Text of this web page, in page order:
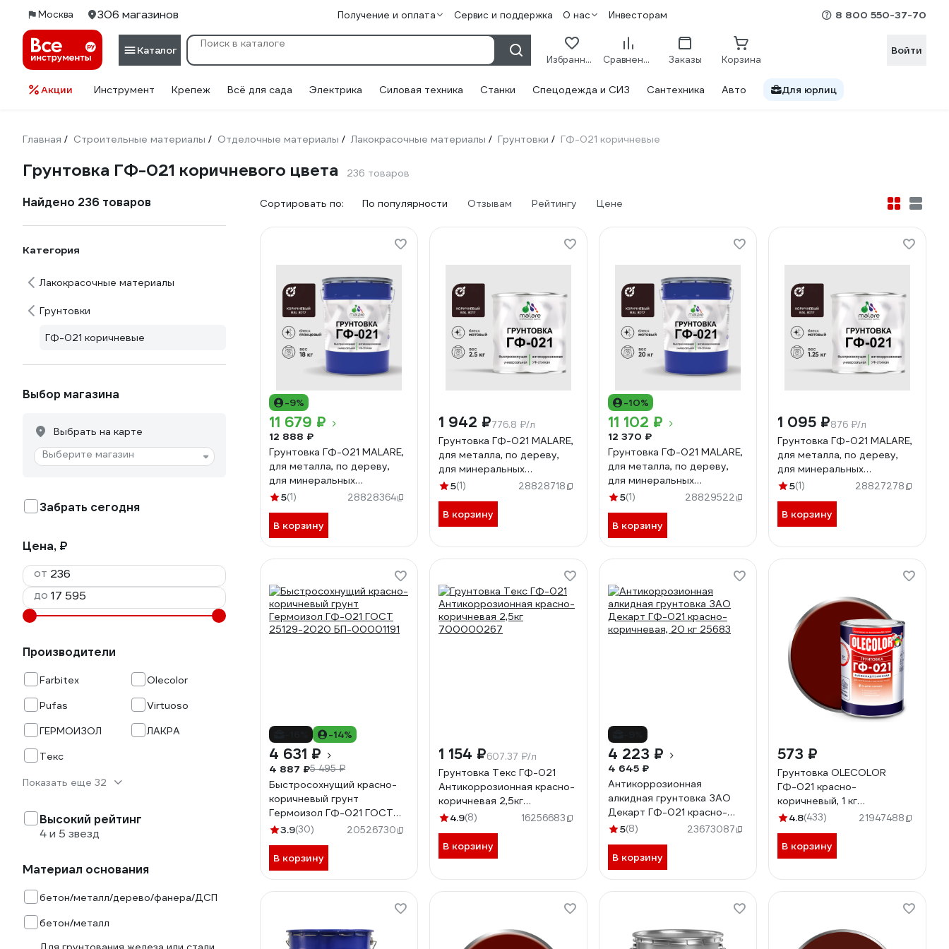
Москва 306 магазинов Получение и оплата Сервис и поддержка О нас Инвесторам 8 800 550-37-70
Каталог
Избранное Сравнение Заказы Корзина
Войти
Акции Инструмент Крепеж Всё для сада Электрика Силовая техника Станки Спецодежда и СИЗ Сантехника Авто Для юрлиц
Главная / Строительные материалы / Отделочные материалы / Лакокрасочные материалы / Грунтовки / ГФ-021 коричневые
Грунтовка ГФ-021 коричневого цвета 236 товаров
Найдено 236 товаров
Категория
Лакокрасочные материалы
Грунтовки
ГФ-021 коричневые
Выбор магазина
Выбрать на карте
Выберите магазин
Забрать сегодня
Цена, ₽
от
до
Производители
Farbitex
Olecolor
Pufas
Virtuoso
ГЕРМОИЗОЛ
ЛАКРА
Текс
Показать еще 32
Высокий рейтинг
4 и 5 звезд
Материал основания
бетон/металл/дерево/фанера/ДСП
бетон/металл
Сортировать по: По популярности Отзывам Рейтингу Цене
-9%
11 679 ₽
12 888 ₽
Грунтовка ГФ-021 MALARE,
для металла, по дереву,
для минеральных
поверхностей, RAL 8017,
кг ГГФ0218017Г1800
5(1) 28828364
В корзину
1 942 ₽776.8 ₽/л
Грунтовка ГФ-021 MALARE,
для металла, по дереву,
для минеральных
поверхностей, RAL 8017,
ГГФ0218017М0250
5(1) 28828718
В корзину
-10%
11 102 ₽
12 370 ₽
Грунтовка ГФ-021 MALARE,
для металла, по дереву,
для минеральных
поверхностей, RAL 8017,
ГГФ0218017М2000
5(1) 28829522
В корзину
1 095 ₽876 ₽/л
Грунтовка ГФ-021 MALARE,
для металла, по дереву,
для минеральных
поверхностей, RAL 8017,
кг ГГФ0218017М0125
5(1) 28827278
В корзину
-14%
4 631 ₽
4 887 ₽5 495 ₽
Быстросохнущий красно-
коричневый грунт
Гермоизол ГФ-021 ГОСТ
25129-2020 БП-00001191
3.9(30) 20526730
В корзину
1 154 ₽607.37 ₽/л
Грунтовка Текс ГФ-021
Антикоррозионная красно-
коричневая 2,5кг
700000267
4.9(8) 16256683
В корзину
4 223 ₽
4 645 ₽
Антикоррозионная
алкидная грунтовка ЗАО
Декарт ГФ-021 красно-
коричневая, 20 кг 25683
5(8) 23673087
В корзину
573 ₽
Грунтовка OLECOLOR
ГФ-021 красно-
коричневый, 1 кг
4300003707
4.8(433) 21947488
В корзину